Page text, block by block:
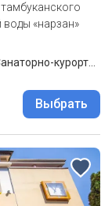
«нарзан»
Трехразовое питание по заказному меню, Санаторно-курортное лечение
Выбрать